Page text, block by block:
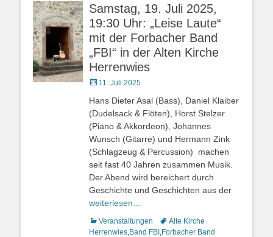
Samstag, 19. Juli 2025,
19:30 Uhr: „Leise Laute“
mit der Forbacher Band
„FBI“ in der Alten Kirche
Herrenwies
Veröffentlicht
11. Juli 2025
Hans Dieter Asal (Bass), Daniel Klaiber
(Dudelsack & Flöten), Horst Stelzer
(Piano & Akkordeon), Johannes
Wunsch (Gitarre) und Hermann Zink
(Schlagzeug & Percussion) machen
seit fast 40 Jahren zusammen Musik.
Der Abend wird bereichert durch
Geschichte und Geschichten aus der
weiterlesen…
Kategorien
Veranstaltungen Schlagworte
Alte Kirche
Herrenwies,Band FBI ,Forbacher Band